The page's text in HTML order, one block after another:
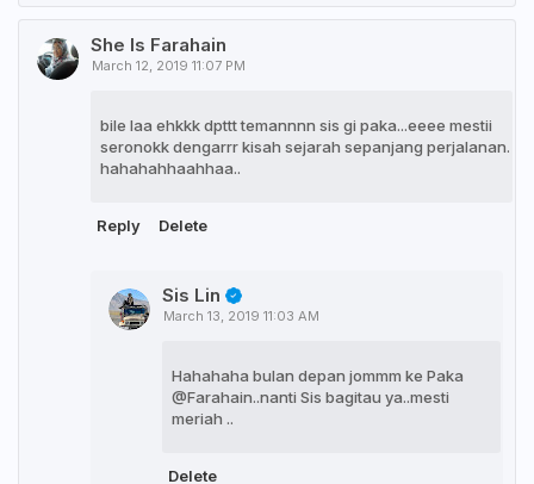
She Is Farahain
March 12, 2019 11:07 PM
bile laa ehkkk dpttt temannnn sis gi paka...eeee mestii
seronokk dengarrr kisah sejarah sepanjang perjalanan.
hahahahhaahhaa..
Reply Delete
Sis Lin
March 13, 2019 11:03 AM
Hahahaha bulan depan jommm ke Paka
@Farahain..nanti Sis bagitau ya..mesti
meriah ..
Delete